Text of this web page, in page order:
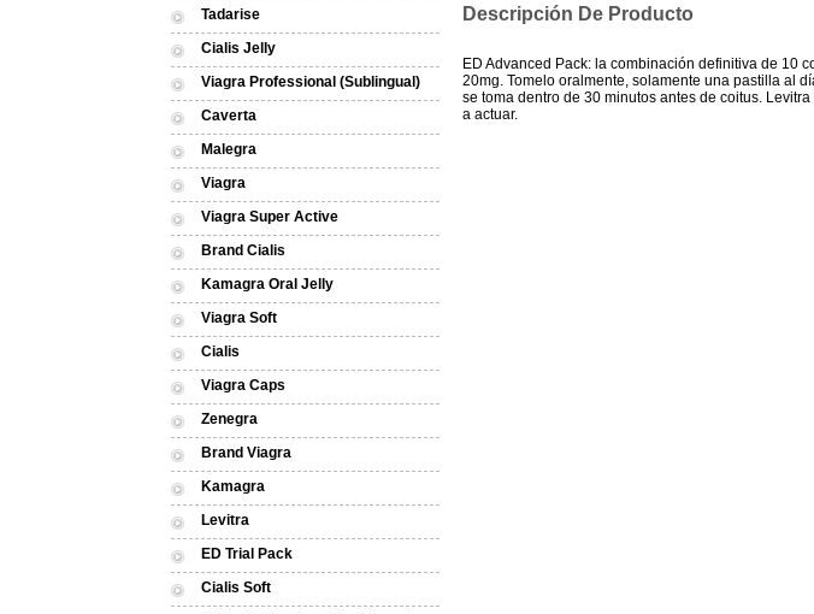
Tadarise
Cialis Jelly
Viagra Professional (Sublingual)
Caverta
Malegra
Viagra
Viagra Super Active
Brand Cialis
Kamagra Oral Jelly
Viagra Soft
Cialis
Viagra Caps
Zenegra
Brand Viagra
Kamagra
Levitra
ED Trial Pack
Cialis Soft
Descripción De Producto
ED Advanced Pack: la combinación definitiva de 10
20mg. Tomelo oralmente, solamente una pastilla al
se toma dentro de 30 minutos antes de coitus.
a actuar.